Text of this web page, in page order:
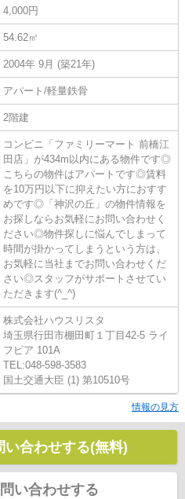
4,000円
54.62㎡
2004年 9月 (築21年)
アパート/軽量鉄骨
2階建
コンビニ「ファミリーマート 前橋江
田店」が434m以内にある物件です◎
こちらの物件はアパートです◎賃料
を10万円以下に抑えたい方におすす
めです◎「神沢の丘」の物件情報を
お探しならお気軽にお問い合わせく
ださい◎物件探しに悩んでしまって
時間が掛かってしまうという方は、
お気軽に当社までお問い合わせくだ
さい◎スタッフがサポートさせてい
ただきます(^_^)
株式会社ハウスリスタ
埼玉県行田市棚田町１丁目42-5 ライ
フピア 101A
TEL:048-598-3583
国土交通大臣 (1) 第10510号
情報の見方
い合わせする(無料)
い合わせする